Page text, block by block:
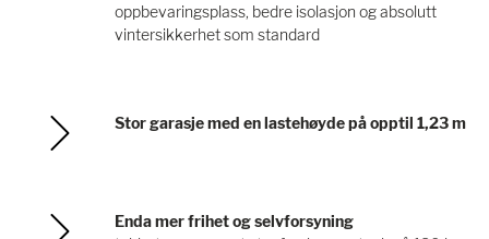
oppbevaringsplass, bedre isolasjon og absolutt
vintersikkerhet som standard
Stor garasje med en lastehøyde på opptil 1,23 m
Enda mer frihet og selvforsyning